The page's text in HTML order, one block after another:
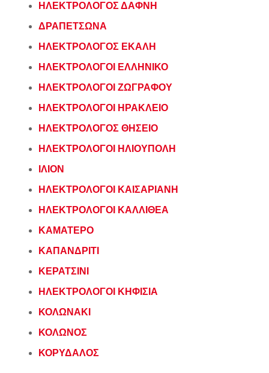
ΗΛΕΚΤΡΟΛΟΓΟΣ ΔΑΦΝΗ
ΔΡΑΠΕΤΣΩΝΑ
ΗΛΕΚΤΡΟΛΟΓΟΣ ΕΚΑΛΗ
ΗΛΕΚΤΡΟΛΟΓΟΙ ΕΛΛΗΝΙΚΟ
ΗΛΕΚΤΡΟΛΟΓΟΙ ΖΩΓΡΑΦΟΥ
ΗΛΕΚΤΡΟΛΟΓΟΙ ΗΡΑΚΛΕΙΟ
ΗΛΕΚΤΡΟΛΟΓΟΣ ΘΗΣΕΙΟ
ΗΛΕΚΤΡΟΛΟΓΟΙ ΗΛΙΟΥΠΟΛΗ
ΙΛΙΟΝ
ΗΛΕΚΤΡΟΛΟΓΟΙ ΚΑΙΣΑΡΙΑΝΗ
ΗΛΕΚΤΡΟΛΟΓΟΙ ΚΑΛΛΙΘΕΑ
ΚΑΜΑΤΕΡΟ
ΚΑΠΑΝΔΡΙΤΙ
ΚΕΡΑΤΣΙΝΙ
ΗΛΕΚΤΡΟΛΟΓΟΙ ΚΗΦΙΣΙΑ
ΚΟΛΩΝΑΚΙ
ΚΟΛΩΝΟΣ
ΚΟΡΥΔΑΛΟΣ